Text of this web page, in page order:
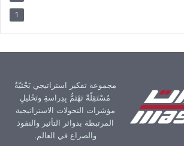
1
مجموعة تفكير استراتيجي بَحْثيّةٌ
مُسْتَقِلّةٌ تَهْتَمُّ بِدِراسةِ وتَحْليلِ
مؤشرات التحولات الاستراتيجية
المرتبطة بدوائر التأثير والنفوذ
والصراع في العالم.